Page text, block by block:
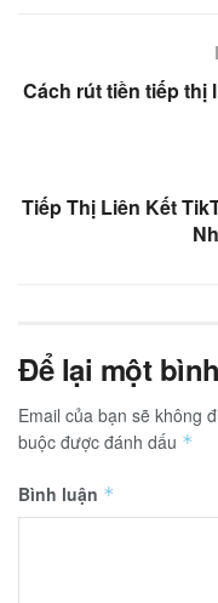
Cách rút tiền tiếp thị
Tiếp Thị Liên Kết
Để lại một
Email của bạn sẽ không
buộc được đánh dấu *
Bình luận *